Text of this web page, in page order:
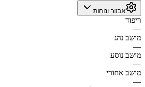
אבזור ונוחות
ריפוד
—
מושב נהג
—
מושב נוסע
—
מושב אחורי
—